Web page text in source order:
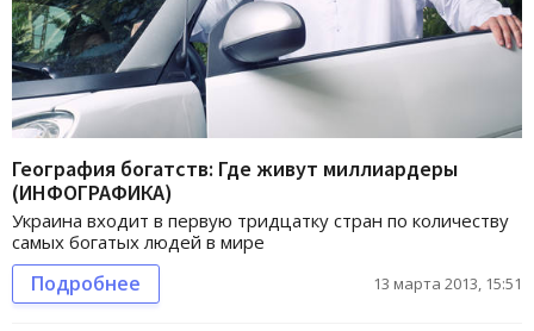
География богатств: Где живут миллиардеры
(ИНФОГРАФИКА)
Украина входит в первую тридцатку стран по количеству
самых богатых людей в мире
Подробнее 13 марта 2013, 15:51